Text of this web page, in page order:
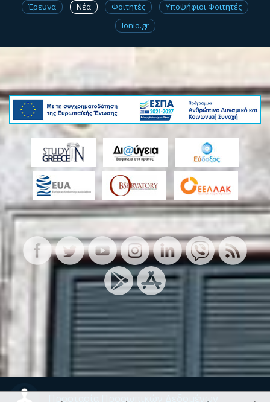
Έρευνα
Νέα Φοιτητές
Υποψήφιοι Φοιτητές
Ionio.gr
Προστασία Προσωπικών Δεδομένων